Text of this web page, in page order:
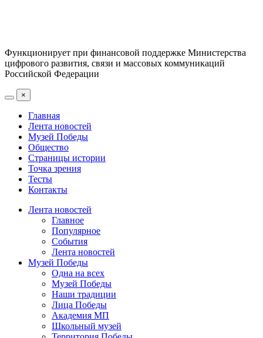
Функционирует при финансовой поддержке Министерства
цифрового развития, связи и массовых коммуникаций
Российской Федерации
×
Главная
Лента новостей
Музей Победы
Общество
Страницы истории
Точка зрения
Тесты
Контакты
Лента новостей
Главное
Популярное
События
Лента новостей
Музей Победы
Одна на всех
Музей Победы
Наши традиции
Лица Победы
Академия МП
Школьный музей